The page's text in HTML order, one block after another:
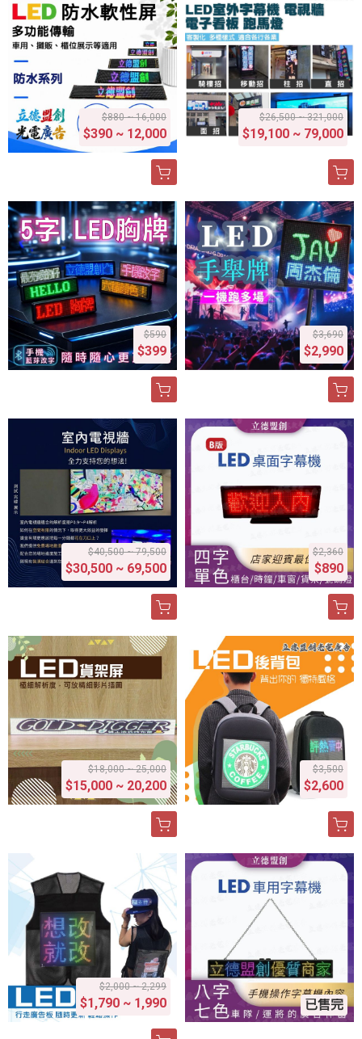
$880 ~ 16,000
$390 ~ 12,000
$26,500 ~ 321,000
$19,100 ~ 79,000
$590
$399
$3,690
$2,990
$40,500 ~ 79,500
$30,500 ~ 69,500
$2,360
$890
$18,000 ~ 25,000
$15,000 ~ 20,200
$3,500
$2,600
$2,000 ~ 2,299
$1,790 ~ 1,990 已售完